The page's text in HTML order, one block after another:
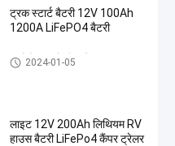
ट्रक स्टार्ट बैटरी 12V 100Ah
1200A LiFePO4 बैटरी
ऑटोमोबाइल बैटरी प्रतिस्थापन
2024-01-05
लाइट 12V 200Ah लिथियम RV
हाउस बैटरी LiFePo4 कैंपर ट्रेलर